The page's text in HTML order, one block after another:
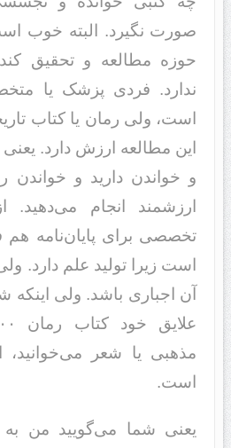
صورت نگیرد. البته خوب
حوزه مطالعه و تحقیق
ندارد. فردی پزشک یا
است، ولی رمان یا کتاب
این مطالعه ارزش دارد.
و خواندن دارید و خواندن
ارزشمند انجام می‌دهید.
تخصصی برای پایان‌نامه هم
است زیرا تولید علم
آن اجباری باشد. ولی اینکه
مذهبی یا شعر می‌خوانید،
است.
یعنی شما می‌گویید من به